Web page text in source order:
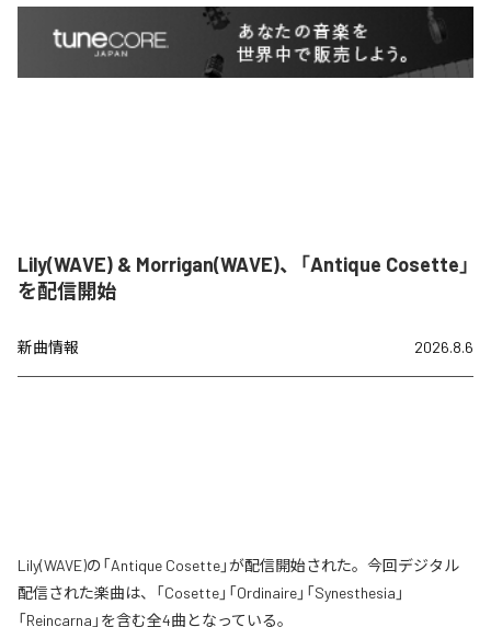
Lily(WAVE) & Morrigan(WAVE)、「Antique Cosette」
を配信開始
新曲情報 2026.8.6
Lily(WAVE)の「Antique Cosette」が配信開始された。今回デジタル
配信された楽曲は、「Cosette」「Ordinaire」「Synesthesia」
「Reincarna」を含む全4曲となっている。